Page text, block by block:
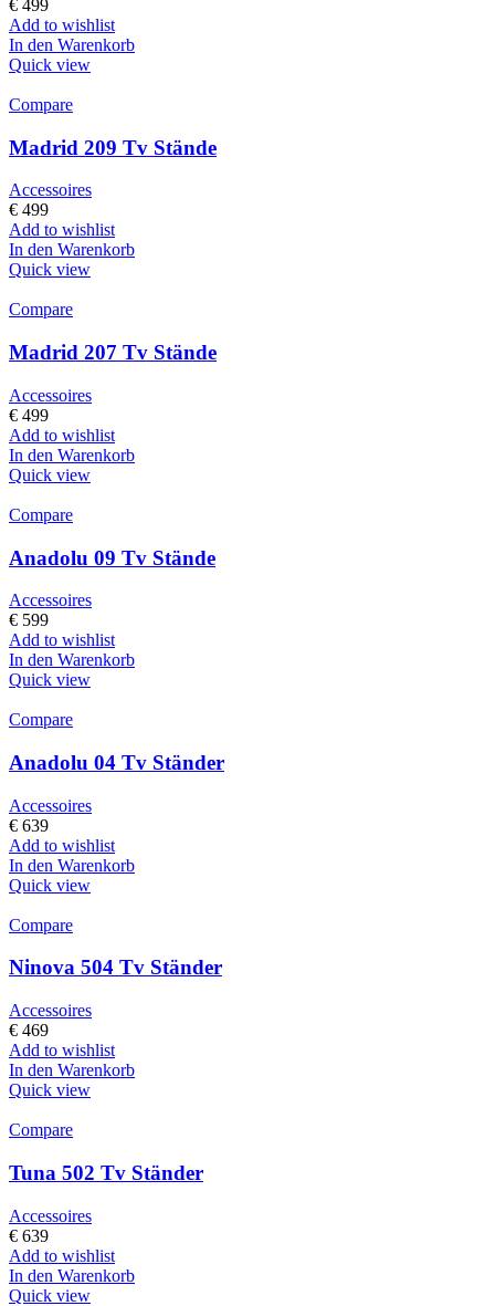
€ 499
Add to wishlist
In den Warenkorb
Quick view
Compare
Madrid 209 Tv Stände
Accessoires
€ 499
Add to wishlist
In den Warenkorb
Quick view
Compare
Madrid 207 Tv Stände
Accessoires
€ 499
Add to wishlist
In den Warenkorb
Quick view
Compare
Anadolu 09 Tv Stände
Accessoires
€ 599
Add to wishlist
In den Warenkorb
Quick view
Compare
Anadolu 04 Tv Ständer
Accessoires
€ 639
Add to wishlist
In den Warenkorb
Quick view
Compare
Ninova 504 Tv Ständer
Accessoires
€ 469
Add to wishlist
In den Warenkorb
Quick view
Compare
Tuna 502 Tv Ständer
Accessoires
€ 639
Add to wishlist
In den Warenkorb
Quick view